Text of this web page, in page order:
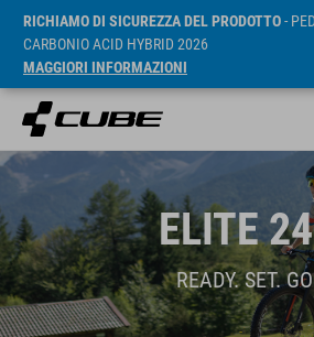
RICHIAMO DI SICUREZZA DEL PRODOTTO-
CARBONIO ACID HYBRID 2026
MAGGIORI INFORMAZIONI
ELITE
READY. SET.